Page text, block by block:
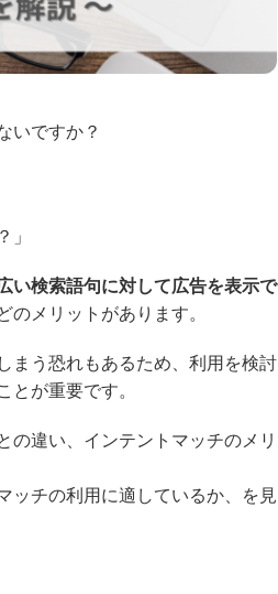
いですか？
」
い検索語句に対して広告を表示で
メリットがあります。
まう恐れもあるため、利用を検討
が重要です。
の違い、インテントマッチのメリ
ッチの利用に適しているか、を見